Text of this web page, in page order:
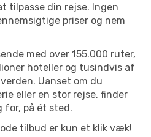
tilpasse din rejse. Ingen
priser og nem
med over 155.000 ruter,
hoteller og tusindvis af
Uanset om du
eller en stor rejse, finder
for, på ét sted.
tilbud er kun et klik væk!